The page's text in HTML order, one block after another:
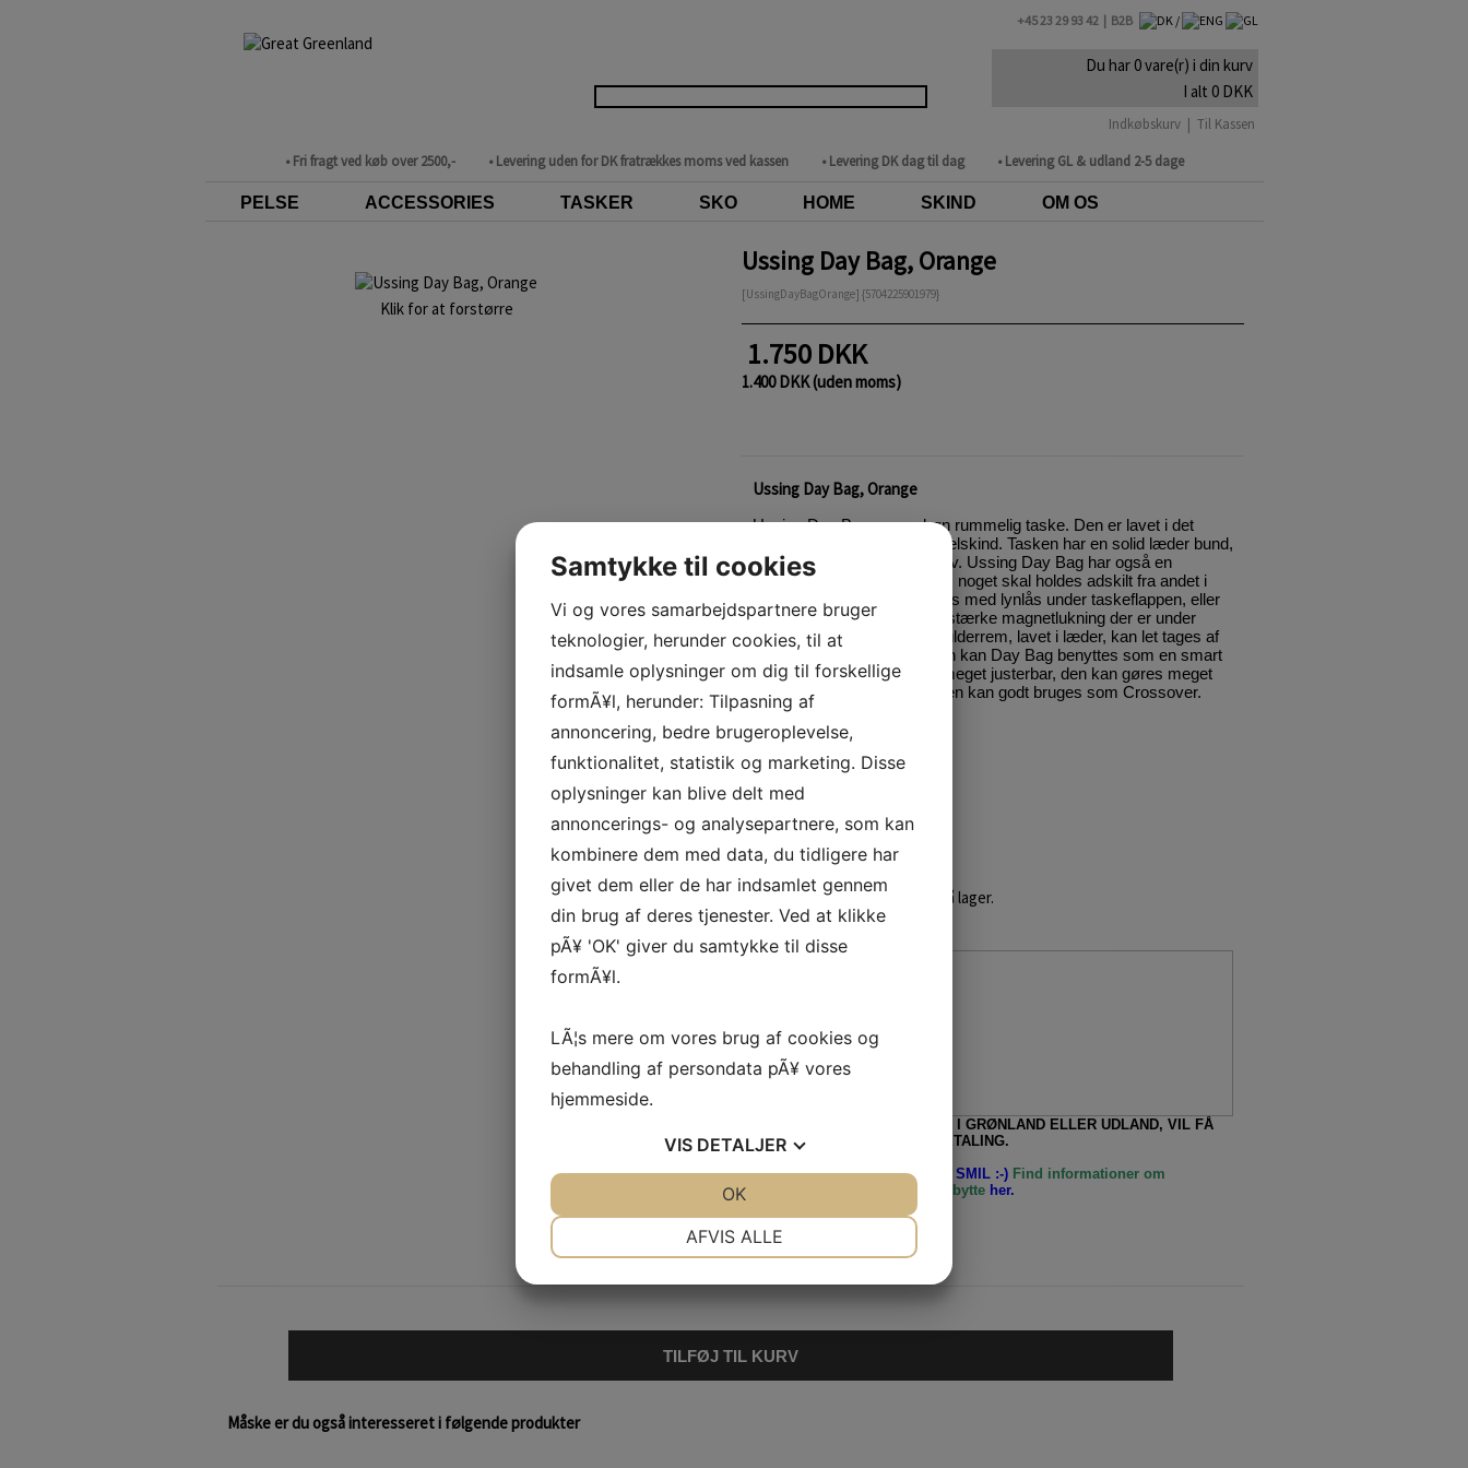
Du har 0 vare(r) i din kurv
I alt 0 DKK
Indkøbskurv | Til Kassen
+45 23 29 93 42 | B2B
• Fri fragt ved køb over 2500,- • Levering uden for DK fratrækkes moms ved kassen • Levering DK dag til dag • Levering GL & udland 2-5 dage
PELSE ACCESSORIES TASKER SKO HOME SKIND OM OS
Ussing Day Bag, Orange
[UssingDayBagOrange] {5704225901979}
1.750 DKK
1.400 DKK (uden moms)
Ussing Day Bag, Orange
Ussing Day Bag er en skøn rummelig taske. Den er lavet i det
smukkeste Grønlandske sælskind. Tasken har en solid læder bund,
der sikrer at den kan stå selv. Ussing Day Bag har også en
indvendig lynlåslomme, hvis noget skal holdes adskilt fra andet i
tasken. Den kan både lukkes med lynlås under taskeflappen, eller
blot holdes lukket med den stærke magnetlukning der er under
flappen. Den behagelige skulderrem, lavet i læder, kan let tages af
og på. Uden skulderremmen kan Day Bag benyttes som en smart
clutch. Skulderremmen er meget justerbar, den kan gøres meget
kort samt ekstra lang. Tasken kan godt bruges som Crossover.
Mål:
Højde: 13 cm
Bredde: 22 cm
Dybde: 9 cm
Rem: fra 78-145 cm.
Design: Morten Ussing
Varen er på lager.
ALLE ORDRE, TIL LEVERING I GRØNLAND ELLER UDLAND, VIL FÅ
FRATRUKKET MOMS VED BETALING.
Husk - Vi bytter ALTID med et SMIL :-) Find informationer om
levering/fragt, returnering og bytte her.
Klik for at forstørre
TILFØJ TIL KURV
Måske er du også interesseret i følgende produkter
Samtykke til cookies
Vi og vores samarbejdspartnere bruger
teknologier, herunder cookies, til at
indsamle oplysninger om dig til forskellige
formÃ¥l, herunder: Tilpasning af
annoncering, bedre brugeroplevelse,
funktionalitet, statistik og marketing. Disse
oplysninger kan blive delt med
annoncerings- og analysepartnere, som kan
kombinere dem med data, du tidligere har
givet dem eller de har indsamlet gennem
din brug af deres tjenester. Ved at klikke
pÃ¥ 'OK' giver du samtykke til disse
formÃ¥l.
LÃ¦s mere om vores brug af cookies og
behandling af persondata pÃ¥ vores
hjemmeside.
VIS DETALJER
AFVIS ALLE
OK